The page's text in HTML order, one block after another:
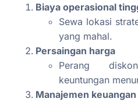
Biaya operasional
Sewa lokasi
yang mahal.
Persaingan harga
Perang
keuntungan
Manajemen